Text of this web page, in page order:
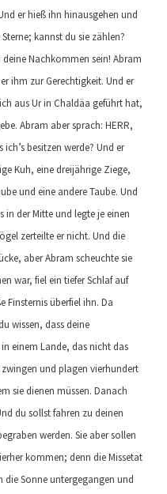
er hieß ihn hinausgehen und
kannst du sie zählen?
Nachkommen sein! Abram
ihm zur Gerechtigkeit. Und er
aus Ur in Chaldäa geführt hat,
Abram aber sprach: HERR,
besitzen werde? Und er
Kuh, eine dreijährige Ziege,
und eine andere Taube. Und
in der Mitte und legte je einen
zerteilte er nicht. Und die
aber Abram scheuchte sie
war, fiel ein tiefer Schlaf auf
Finsternis überfiel ihn. Da
wissen, dass deine
einem Lande, das nicht das
und plagen vierhundert
sie dienen müssen. Danach
du sollst fahren zu deinen
werden. Sie aber sollen
kommen; denn die Missetat
Sonne untergegangen und